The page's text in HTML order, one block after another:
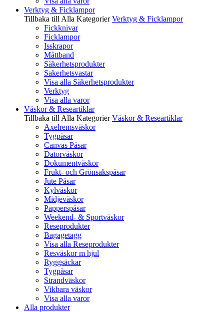
Verktyg & Ficklampor
Tillbaka till Alla Kategorier Verktyg & Ficklampor
Fickknivar
Ficklampor
Isskrapor
Måttband
Säkerhetsprodukter
Sakerhetsvastar
Visa alla Säkerhetsprodukter
Verktyg
Visa alla varor
Väskor & Researtiklar
Tillbaka till Alla Kategorier Väskor & Researtiklar
Axelremsväskor
Tygpåsar
Canvas Påsar
Datorväskor
Dokumentväskor
Frukt- och Grönsakspåsar
Jute Påsar
Kylväskor
Midjeväskor
Papperspåsar
Weekend- & Sportväskor
Reseprodukter
Bagagetagg
Visa alla Reseprodukter
Resväskor m hjul
Ryggsäckar
Tygpåsar
Strandväskor
Vikbara väskor
Visa alla varor
Alla produkter